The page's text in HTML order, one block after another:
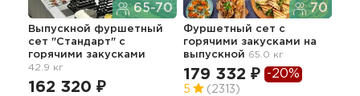
65-70
Выпускной фуршетный
сет "Стандарт" с
горячими закусками
42.9 кг
162 320 ₽
70
Фуршетный сет с
горячими закусками на
выпускной 65.0 кг
179 332 ₽ -20%
5 (2313)